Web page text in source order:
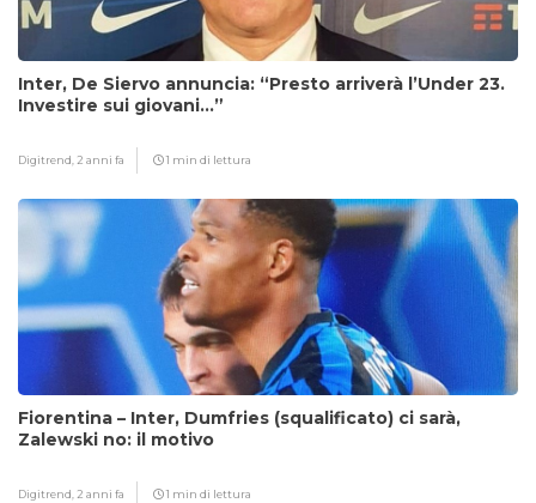
Inter, De Siervo annuncia: “Presto arriverà l’Under 23.
Investire sui giovani…”
Digitrend, 2 anni fa 1 min di lettura
Fiorentina – Inter, Dumfries (squalificato) ci sarà,
Zalewski no: il motivo
Digitrend, 2 anni fa 1 min di lettura